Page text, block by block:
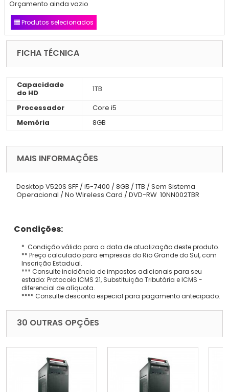
Orçamento ainda vazio
Produtos selecionados
FICHA TÉCNICA
Capacidade
do HD
1TB
Processador
Core i5
Memória
8GB
MAIS INFORMAÇÕES
Desktop V520S SFF / i5-7400 / 8GB / 1TB / Sem Sistema
Operacional / No Wireless Card / DVD-RW 10NN002TBR
Condições:
* Condição válida para a data de atualização deste produto.
** Preço calculado para empresas do Rio Grande do Sul, com
Inscrição Estadual.
*** Consulte incidência de impostos adicionais para seu
estado: Protocolo ICMS 21, Substituição Tributária e ICMS -
diferencial de alíquota.
**** Consulte desconto especial para pagamento antecipado.
30 OUTRAS OPÇÕES